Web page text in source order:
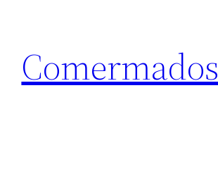
content
Comermados